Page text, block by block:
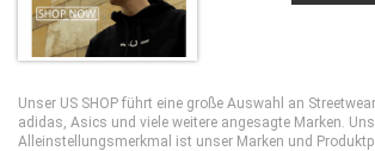
Unser US SHOP führt eine große Auswahl an
adidas, Asics und viele weitere angesagte Marken.
Alleinstellungsmerkmal ist unser Marken und